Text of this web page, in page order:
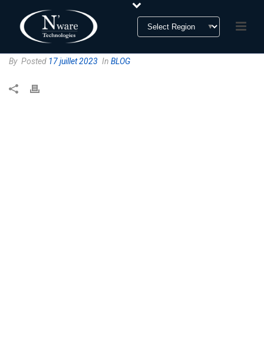
By Posted 17 juillet 2023 In BLOG